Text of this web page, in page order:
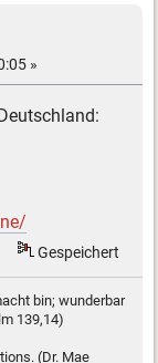
»
Gespeichert
bin; wunderbar
139,14)
(Dr. Mae